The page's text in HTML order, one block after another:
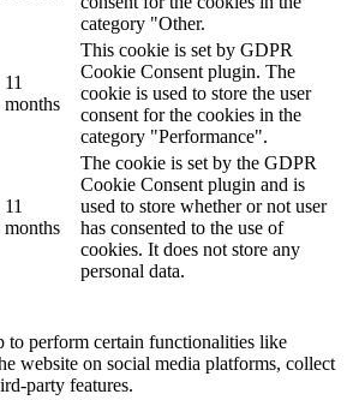
category "Other.
11
months
This cookie is set by GDPR
Cookie Consent plugin. The
cookie is used to store the user
consent for the cookies in the
category "Performance".
11
months
The cookie is set by the GDPR
Cookie Consent plugin and is
used to store whether or not user
has consented to the use of
cookies. It does not store any
personal data.
to perform certain functionalities like
website on social media platforms, collect
party features.